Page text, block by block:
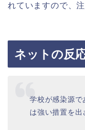
れていますので、
ネットの反
学校が感染源で
は強い措置を出